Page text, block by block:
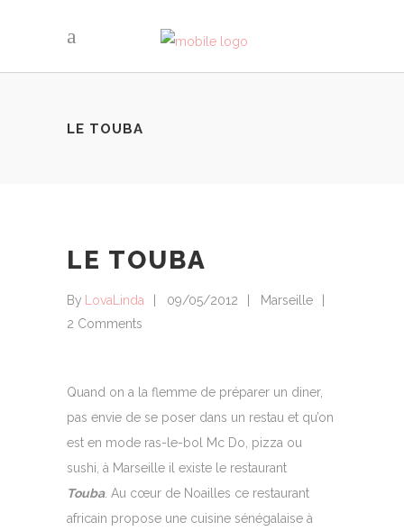
LE TOUBA
LE TOUBA
By LovaLinda 09/05/2012
Marseille
2 Comments
Quand on a la flemme de préparer un diner,
pas envie de se poser dans un restau et qu’on
est en mode ras-le-bol Mc Do, pizza ou
sushi, à Marseille il existe le restaurant
Touba. Au cœur de Noailles ce restaurant
africain propose une cuisine sénégalaise à